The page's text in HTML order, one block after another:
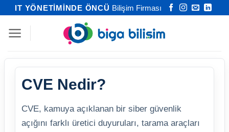
İçeriğeIT YÖNETİMİNDE ÖNCÜ Bilişim Firması
CVE Nedir?
CVE, kamuya açıklanan bir siber güvenlik
açığını farklı üretici duyuruları, tarama araçları